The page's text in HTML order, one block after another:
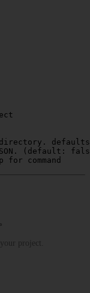
defaults
(default:
for command
project.